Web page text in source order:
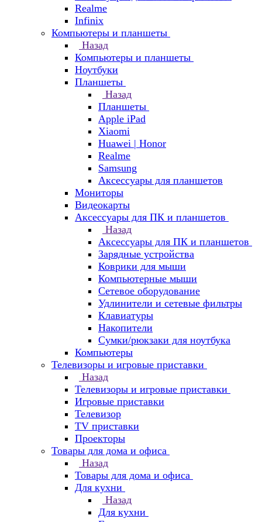
Realme
Infinix
Компьютеры и планшеты
Назад
Компьютеры и планшеты
Ноутбуки
Планшеты
Назад
Планшеты
Apple iPad
Xiaomi
Huawei | Honor
Realme
Samsung
Аксессуары для планшетов
Мониторы
Видеокарты
Аксессуары для ПК и планшетов
Назад
Аксессуары для ПК и планшетов
Зарядные устройства
Коврики для мыши
Компьютерные мыши
Сетевое оборудование
Удлинители и сетевые фильтры
Клавиатуры
Накопители
Сумки/рюкзаки для ноутбука
Компьютеры
Телевизоры и игровые приставки
Назад
Телевизоры и игровые приставки
Игровые приставки
Телевизор
TV приставки
Проекторы
Товары для дома и офиса
Назад
Товары для дома и офиса
Для кухни
Назад
Для кухни